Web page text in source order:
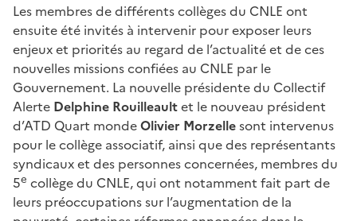
Les membres de différents collèges du CNLE ont
ensuite été invités à intervenir pour exposer leurs
enjeux et priorités au regard de l’actualité et de ces
nouvelles missions confiées au CNLE par le
Gouvernement. La nouvelle présidente du Collectif
Alerte Delphine Rouilleaultet le nouveau président
d’ATD Quart mondeOlivier Morzellesont intervenus
pour le collège associatif, ainsi que des représentants
syndicaux et des personnes concernées, membres du
5e collège du CNLE, qui ont notamment fait part de
leurs préoccupations sur l’augmentation de la